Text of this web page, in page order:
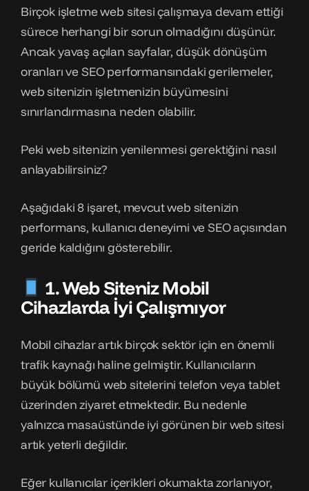
Birçok işletme web sitesi çalışmaya devam ettiği
sürece herhangi bir sorun olmadığını düşünür.
Ancak yavaş açılan sayfalar, düşük dönüşüm
oranları ve SEO performansındaki gerilemeler,
web sitenizin işletmenizin büyümesini
sınırlandırmasına neden olabilir.
Peki web sitenizin yenilenmesi gerektiğini nasıl
anlayabilirsiniz?
Aşağıdaki 8 işaret, mevcut web sitenizin
performans, kullanıcı deneyimi ve SEO açısından
geride kaldığını gösterebilir.
1. Web Siteniz Mobil
Cihazlarda İyi Çalışmıyor
Mobil cihazlar artık birçok sektör için en önemli
trafik kaynağı haline gelmiştir. Kullanıcıların
büyük bölümü web sitelerini telefon veya tablet
üzerinden ziyaret etmektedir. Bu nedenle
yalnızca masaüstünde iyi görünen bir web sitesi
artık yeterli değildir.
Eğer kullanıcılar içerikleri okumakta zorlanıyor,